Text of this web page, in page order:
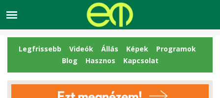
Legfrissebb Videók Állás Képek
Programok
Blog
Hasznos Kapcsolat